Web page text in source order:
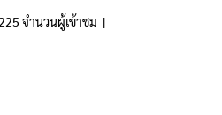
จำนวนผู้เข้าชม |